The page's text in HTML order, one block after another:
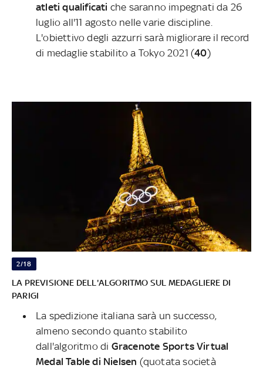
atleti qualificati che saranno impegnati da 26
luglio all'11 agosto nelle varie discipline.
L'obiettivo degli azzurri sarà migliorare il record
di medaglie stabilito a Tokyo 2021 (40)
2/18
LA PREVISIONE DELL'ALGORITMO SUL MEDAGLIERE DI
PARIGI
La spedizione italiana sarà un successo,
almeno secondo quanto stabilito
dall'algoritmo di Gracenote Sports Virtual
Medal Table di Nielsen (quotata società